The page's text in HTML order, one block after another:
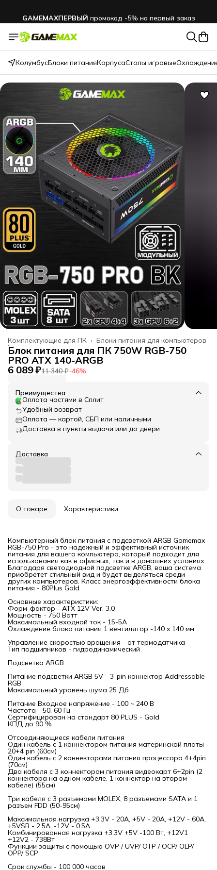
КолумбусБлоки питанияКорпусаСтолы игровые
Блоки питания для компьютеров
Комплектующие для ПК ›
Главная ›
Блок питания для ПК 750W RGB-750
PRO ATX 140-ARGB
6 089 ₽11 340 ₽−46%
Преимущества
Оплата частями в Сплит
Удобный возврат
Оплата — картой, СБП или наличными
Доставка в пункты выдачи или до двери
Доставка
О товаре Характеристики
Компьютерный блок питания с подсветкой ARGB Gamemax
RGB-750 Pro - это надежный и эффективный источник
питания для вашего компьютера, который подходит для
использования как в офисных, так и в домашних условиях.
Благодаря светодиодной подсветке ARGB, ваша система
приобретет стильный вид и будет выделяться среди
других компьютеров. Класс энергоэффективности блока
питания - 80Plus Gold.
Основные характеристики:
Форм-фактор - ATX 12V Ver. 3.0
Мощность - 750 Ватт
Максимальный входной ток - 15-5А
Охлаждение блока питания 1 вентилятор -140 x 140 мм
Управление скоростью вращения - от термодатчика
Тип подшипников - гидродинамический
Подсветка АRGB
Питание подсветки ARGB 5V - 3-pin коннектор Addressable
RGB
Максимальный уровень шума 25 Дб
Питание Входное напряжение - 100 ~ 240 В
Частота - 50, 60 Гц
Сертифицирован на стандарт 80 PLUS - Gold
КПД до 90 %
Отсоединяющиеся кабели питания
Один кабель с 1 коннектором питания материнской платы
20+4 pin (60см)
Один кабель с 2 коннекторами питания процессора 4+4pin
(70см)
Два кабеля с 3 коннектором питания видеокарт 6+2pin (2
коннектора на одном кабеле, 1 коннектор на втором
кабеле) (55см)
Три кабеля с 3 разъемами MOLEX, 8 разъемами SATA и 1
разъем FDD (50-95см)
Максимальная нагрузка +3.3V - 20A, +5V - 20A, +12V - 60A,
+5VSB - 2.5A, -12V - 0.5A
Комбинированная нагрузка +3.3V +5V -100 Вт, +12V1
+12V2 - 738Вт
Функции защиты с помощью OVP / UVP/ OTP / OCP/ OLP/
OPP/ SCP
Срок службы - 100 000 часов